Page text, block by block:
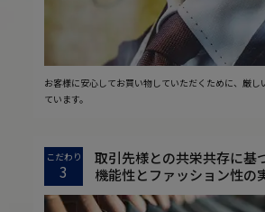
お客様に安心してお買い物していただくために、厳し
ています。
こだわり
3
取引先様との共栄共存に基
機能性とファッション性の